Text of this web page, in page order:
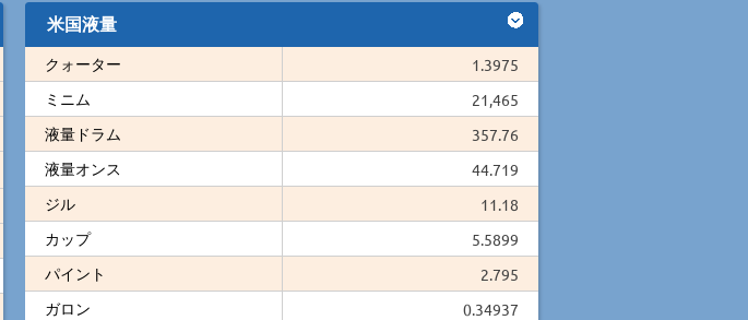
米国液量
クォーター
1.3975
ミニム
21,465
液量ドラム
357.76
液量オンス
44.719
ジル
11.18
カップ
5.5899
パイント
2.795
ガロン
0.34937